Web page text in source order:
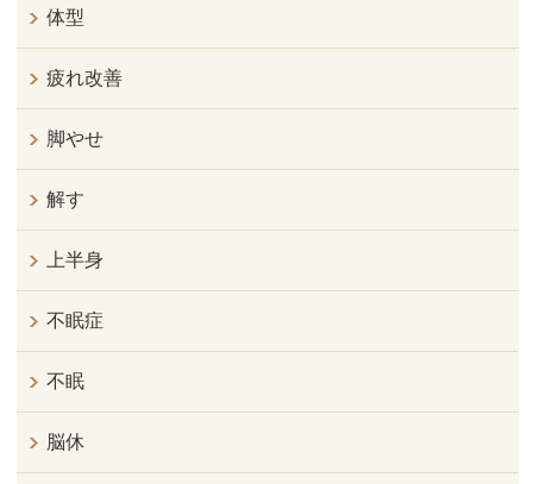
体型
疲れ改善
脚やせ
解す
上半身
不眠症
不眠
脳休